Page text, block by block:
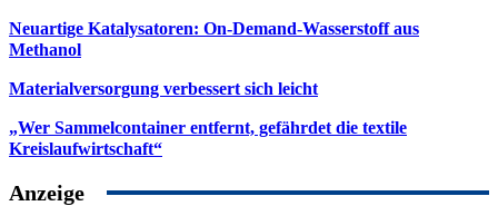
Neuartige Katalysatoren: On-Demand-Wasserstoff aus
Methanol
Materialversorgung verbessert sich leicht
„Wer Sammelcontainer entfernt, gefährdet die textile
Kreislaufwirtschaft“
Anzeige